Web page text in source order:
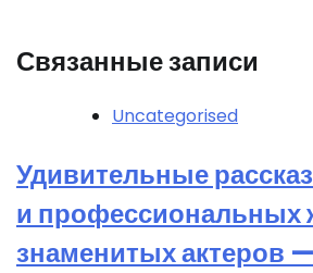
Связанные записи
Uncategorised
Удивительные
и профессиональных
знаменитых актеров —